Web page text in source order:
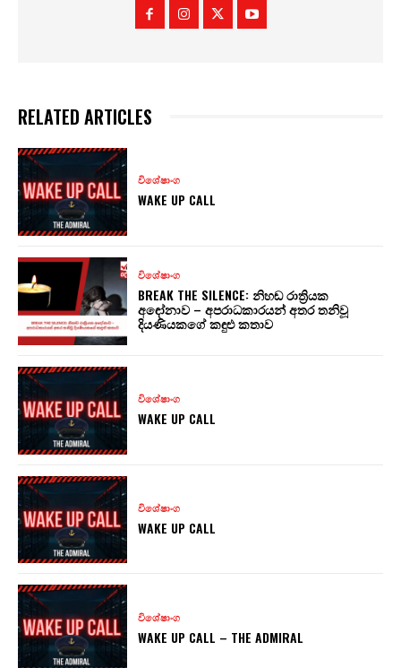
RELATED ARTICLES
විශේෂාංග
WAKE UP CALL
විශේෂාංග
BREAK THE SILENCE: නිහඬ රාත්‍රියක
අඳෝනාව – අපරාධකාරයන් අතර තනිවූ
දියණියකගේ කඳුළු කතාව
විශේෂාංග
WAKE UP CALL
විශේෂාංග
WAKE UP CALL
විශේෂාංග
WAKE UP CALL – THE ADMIRAL